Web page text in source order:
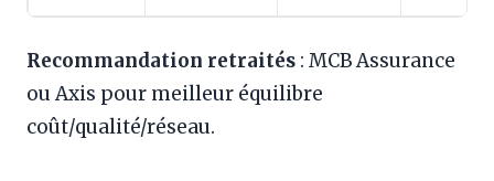
Recommandation retraités : MCB Assurance
ou Axis pour meilleur équilibre
coût/qualité/réseau.